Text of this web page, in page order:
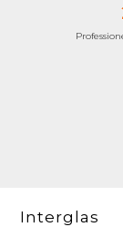
Interglas